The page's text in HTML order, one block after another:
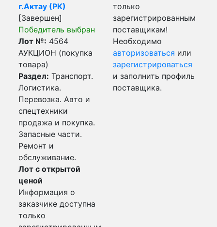
г.Актау (РК)
[Завершен]
Победитель выбран
Лот №: 4564
АУКЦИОН (покупка
товара)
Раздел: Транспорт.
Логистика.
Перевозка. Авто и
спецтехники
продажа и покупка.
Запасные части.
Ремонт и
обслуживание.
Лот с открытой
ценой
Информация о
заказчике доступна
только
только
зарегистрированным
поставщикам!
Необходимо
авторизоваться или
зарегистрироваться
и заполнить профиль
поставщика.